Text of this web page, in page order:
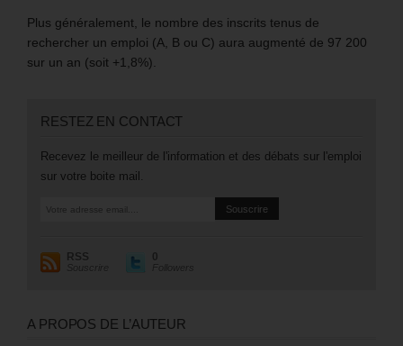
Plus généralement, le nombre des inscrits tenus de
rechercher un emploi (A, B ou C) aura augmenté de 97 200
sur un an (soit +1,8%).
RESTEZ EN CONTACT
Recevez le meilleur de l'information et des débats sur l'emploi
sur votre boite mail.
RSS
Souscrire
0
Followers
A PROPOS DE L’AUTEUR